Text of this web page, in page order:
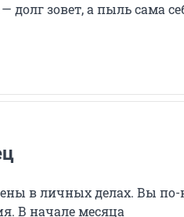
долг зовет, а пыль сама
в личных делах. Вы
В начале месяца